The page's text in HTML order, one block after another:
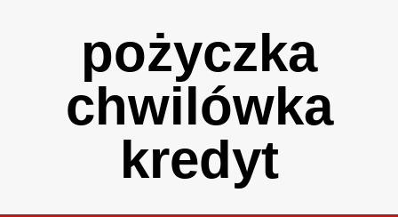
pożyczka
chwilówka
kredyt